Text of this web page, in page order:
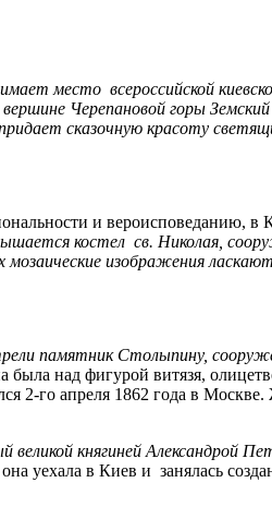
место всероссийской
Черепановой горы
сказочную красоту
и вероисповеданию,
костел св. Николая,
изображения
памятник Столыпину,
была над фигурой витязя,
2-го апреля 1862 года в
княгиней Александрой
уехала в Киев и занялась